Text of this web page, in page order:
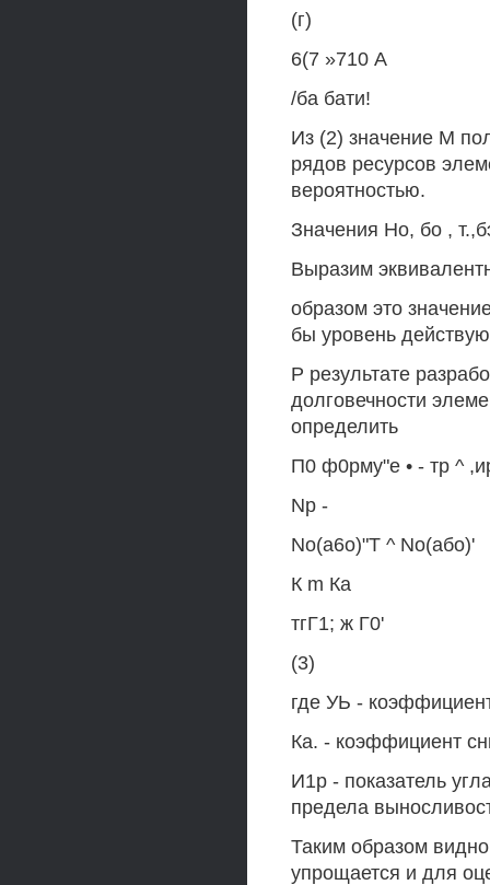
(г)
6(7 »710 А
/ба бати!
Из (2) значение М
рядов ресурсов
вероятностью.
Значения Но, бо ,
Выразим
образом это
бы уровень
Р результате
долговечности
определить
П0 ф0рму"е • - тр ^
Np -
No(a6o)"T ^ No(або)'
К m Ка
тгГ1; ж Г0'
(3)
где УЬ -
Ка. - коэффициент
И1р - показатель
предела
Таким образом
упрощается и для